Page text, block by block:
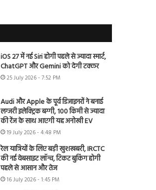
iOS 27 में नई Siri होगी पहले से ज्यादा स्मार्ट,
ChatGPT और Gemini को देगी टक्कर
25 July 2026 - 7:52 PM
Audi और Apple के पूर्व डिजाइनरों ने बनाई
लग्जरी इलेक्ट्रिक बग्गी, 100 किमी से ज्यादा
की रेंज के साथ आएगी यह अनोखी EV
19 July 2026 - 4:48 PM
रेल यात्रियों के लिए बड़ी खुशखबरी, IRCTC
की नई वेबसाइट लॉन्च, टिकट बुकिंग होगी
पहले से आसान और तेज
16 July 2026 - 1:45 PM